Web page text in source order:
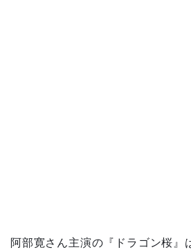
阿部寛さん主演の『ドラゴン桜』